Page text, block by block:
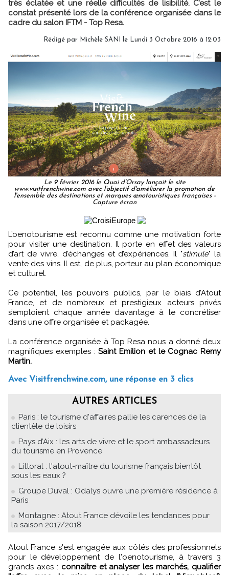
très éclatée et une réelle difficultés de lisibilité. C’est le
constat présenté lors de la conférence organisée dans le
cadre du salon IFTM - Top Resa.
Rédigé par Michèle SANI le Lundi 3 Octobre 2016 à 12:03
Le 9 février 2016 le Quai d’Orsay lançait le site
www.visitfrenchwine.com avec l’objectif d'améliorer la promotion de
l'ensemble des destinations et marques œnotouristiques françaises -
Capture écran
L’oenotourisme est reconnu comme une motivation forte
pour visiter une destination. Il porte en effet des valeurs
d’art de vivre, d’échanges et d’expériences. Il "stimule" la
vente des vins. Il est, de plus, porteur au plan économique
et culturel.
Ce potentiel, les pouvoirs publics, par le biais d’Atout
France, et de nombreux et prestigieux acteurs privés
s’emploient chaque année davantage à le concrétiser
dans une offre organisée et packagée.
La conférence organisée à Top Resa nous a donné deux
magnifiques exemples :Saint Emilion et le Cognac Remy
Martin.
Avec Visitfrenchwine.com, une réponse en 3 clics
AUTRES ARTICLES
Paris : le tourisme d'affaires pallie les carences de la
clientèle de loisirs
Pays d’Aix : les arts de vivre et le sport ambassadeurs
du tourisme en Provence
Littoral : l'atout-maître du tourisme français bientôt
sous les eaux ?
Groupe Duval : Odalys ouvre une première résidence à
Paris
Montagne : Atout France dévoile les tendances pour
la saison 2017/2018
Atout France s'est engagée aux côtés des professionnels
pour le développement de l'oenotourisme, à travers 3
grands axes : connaître et analyser les marchés, qualifier